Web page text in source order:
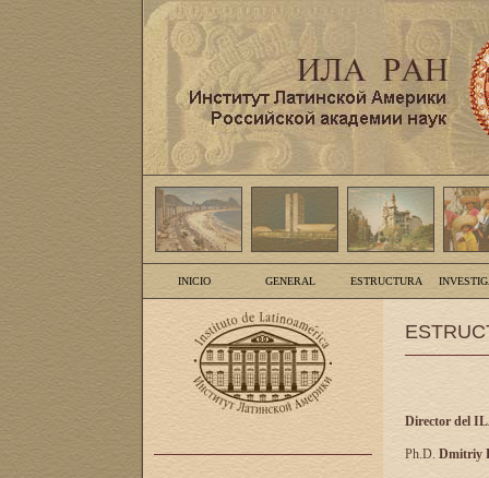
INICIO GENERAL ESTRUCTURA
Director del
Ph.D. Dmitriy